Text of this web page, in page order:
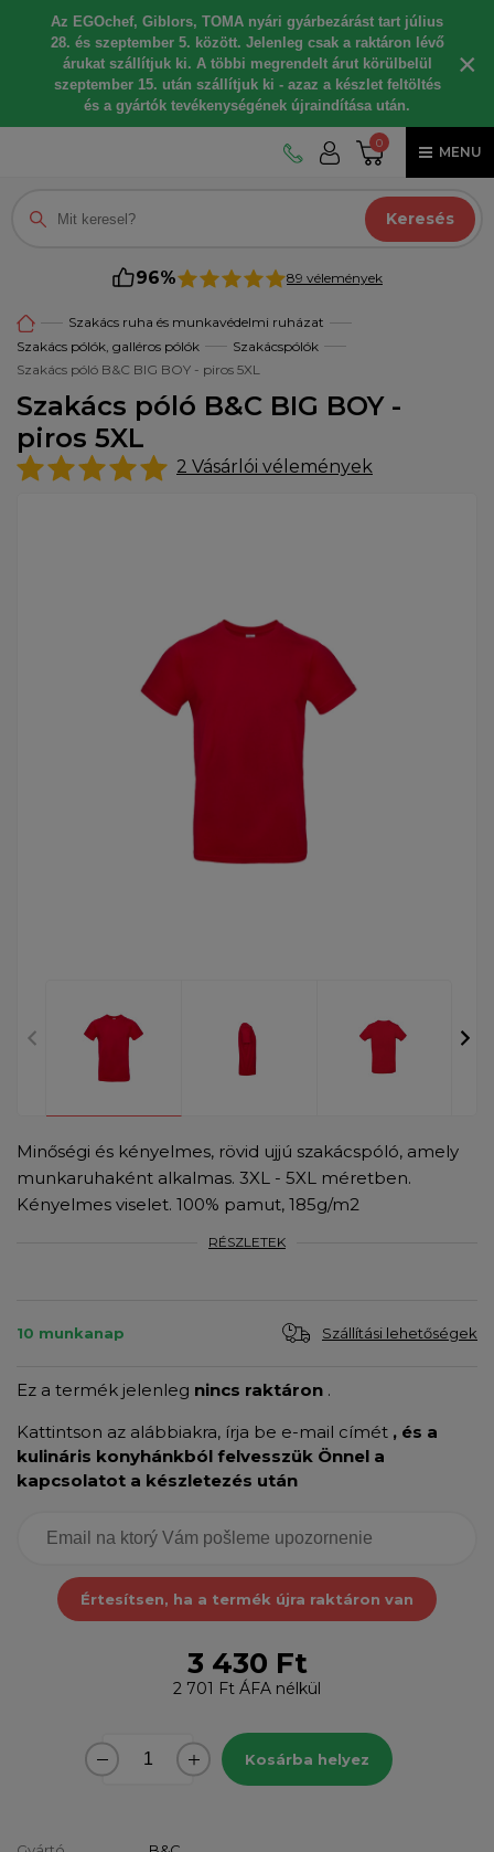
Az EGOchef, Giblors, TOMA nyári gyárbezárást tart július
28. és szeptember 5. között. Jelenleg csak a raktáron lévő
árukat szállítjuk ki. A többi megrendelt árut körülbelül
szeptember 15. után szállítjuk ki - azaz a készlet feltöltés
és a gyártók tevékenységének újraindítása után.
×
0
MENU
Keresés
96% 89 vélemények
Szakács ruha és munkavédelmi ruházat
Szakács pólók, galléros pólók
Szakácspólók
Szakács póló B&C BIG BOY - piros 5XL
Szakács póló B&C BIG BOY -
piros 5XL
2 Vásárlói vélemények
Minőségi és kényelmes, rövid ujjú szakácspóló, amely
munkaruhaként alkalmas. 3XL - 5XL méretben.
Kényelmes viselet. 100% pamut, 185g/m2
RÉSZLETEK
10 munkanap Szállítási lehetőségek
Ez a termék jelenleg nincs raktáron .
Kattintson az alábbiakra, írja be e-mail címét , és a
kulináris konyhánkból felvesszük Önnel a
kapcsolatot a készletezés után
Értesítsen, ha a termék újra raktáron van
3 430 Ft
2 701 Ft ÁFA nélkül
Kosárba helyez